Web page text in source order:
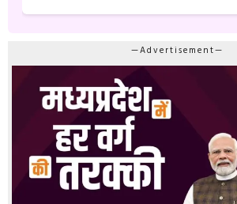
—Advertisement—